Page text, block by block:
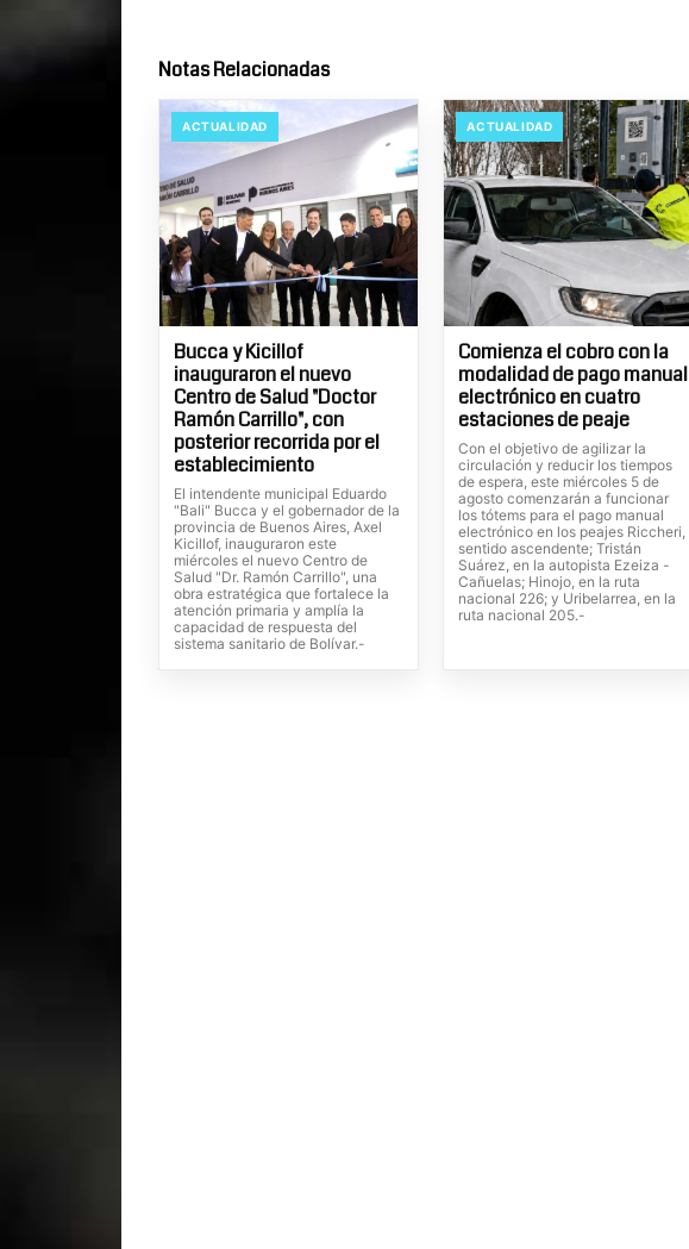
Notas Relacionadas
ACTUALIDAD
Bucca y Kicillof
inauguraron el nuevo
Centro de Salud "Doctor
Ramón Carrillo", con
posterior recorrida por el
establecimiento
El intendente municipal Eduardo
"Bali" Bucca y el gobernador de la
provincia de Buenos Aires, Axel
Kicillof, inauguraron este
miércoles el nuevo Centro de
Salud "Dr. Ramón Carrillo", una
obra estratégica que fortalece la
atención primaria y amplía la
capacidad de respuesta del
sistema sanitario de Bolívar.-
ACTUALIDAD
Comienza el cobro con la
modalidad de pago manual
electrónico en cuatro
estaciones de peaje
Con el objetivo de agilizar la
circulación y reducir los tiempos
de espera, este miércoles 5 de
agosto comenzarán a funcionar
los tótems para el pago manual
electrónico en los peajes Riccheri,
sentido ascendente; Tristán
Suárez, en la autopista Ezeiza -
Cañuelas; Hinojo, en la ruta
nacional 226; y Uribelarrea, en la
ruta nacional 205.-